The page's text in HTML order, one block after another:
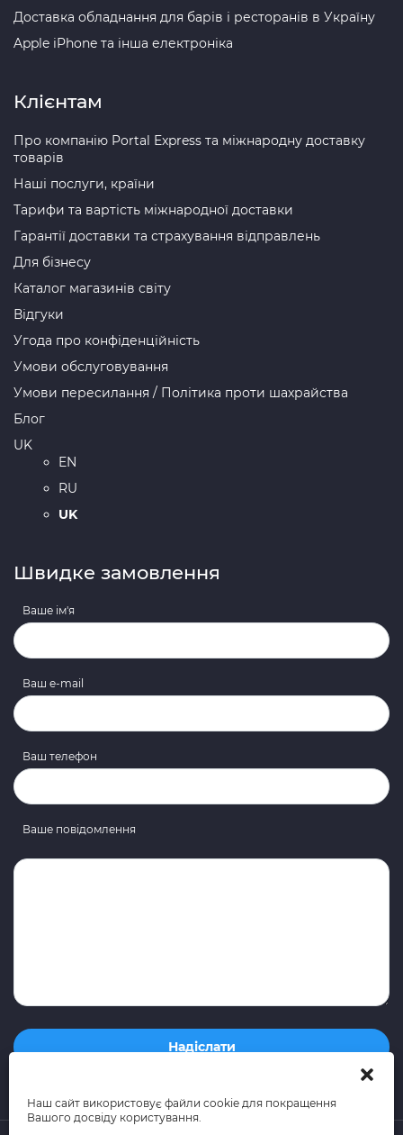
Наш сайт використовує файли cookie для покращення
Вашого досвіду користування.
Доставка обладнання для барів і ресторанів в Україну
Apple iPhone та інша електроніка
Клієнтам
Про компанію Portal Express та міжнародну доставку
товарів
Наші послуги, країни
Тарифи та вартість міжнародної доставки
Гарантії доставки та страхування відправлень
Для бізнесу
Каталог магазинів світу
Відгуки
Угода про конфіденційність
Умови обслуговування
Умови пересилання / Політика проти шахрайства
Блог
UK
EN
RU
UK
Швидке замовлення
Ваше ім'я
Ваш e-mail
Ваш телефон
Ваше повідомлення